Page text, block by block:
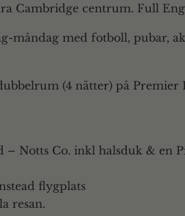
Cambridge centrum. Full
måndag med fotboll, pubar,
(4 nätter) på
Notts Co. inkl halsduk & en
flygplats
resan.